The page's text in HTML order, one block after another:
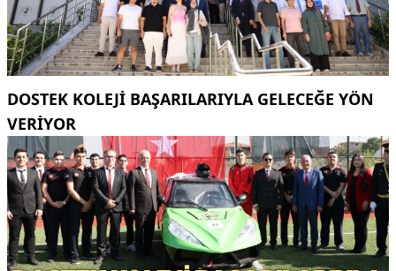
DOSTEK KOLEJİ BAŞARILARIYLA GELECEĞE YÖN
VERİYOR